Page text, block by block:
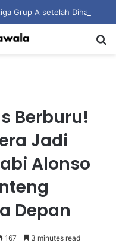
Berburu!
Jadi
Alonso
Depan
167 3 minutes read